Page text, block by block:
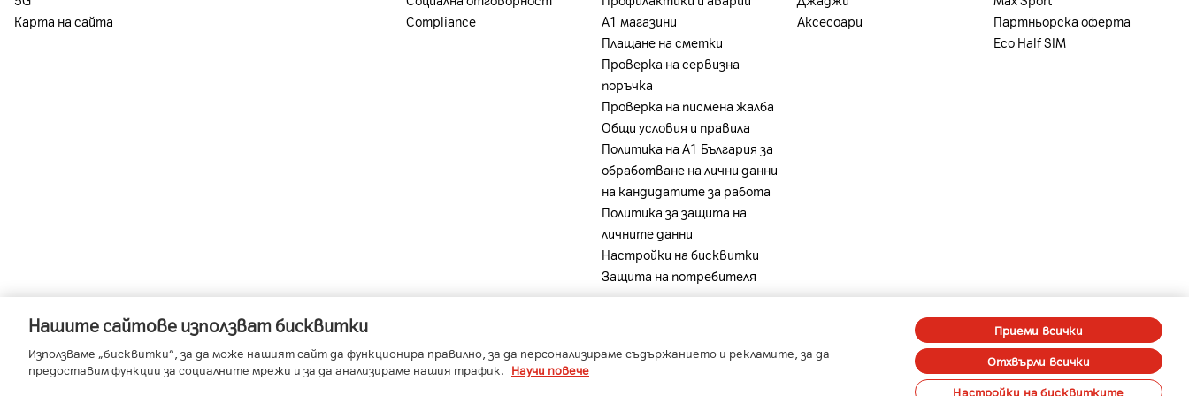
Карта на сайта
Compliance
А1 магазини
Плащане на сметки
Проверка на сервизна
поръчка
Проверка на писмена жалба
Общи условия и правила
Политика на A1 България за
обработване на лични данни
на кандидатите за работа
Политика за защита на
личните данни
Настройки на бисквитки
Защита на потребителя
Аксесоари
Партньорска оферта
Eco Half SIM
A1 Austria - A1 Croatia - A1 Serbia Member of A1 Group
Copyright © 2023 A1 Bulgaria. Protected by reCAPTCHA
Нашите сайтове използват бисквитки
Използваме „бисквитки“, за да може нашият сайт да функционира правилно, за да персонализираме съдържанието и рекламите, за да
предоставим функции за социалните мрежи и за да анализираме нашия трафик. Научи повече
Настройки на бисквитките
Отхвърли всички
Приеми всички